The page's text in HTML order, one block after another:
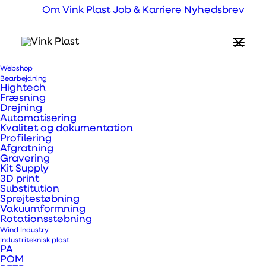
Om Vink Plast Job & Karriere Nyhedsbrev
Webshop
Bearbejdning
Hightech
Fræsning
Drejning
Automatisering
Kvalitet og dokumentation
Profilering
Afgratning
Gravering
Kit Supply
3D print
Substitution
Sprøjtestøbning
Vakuumformning
Rotationsstøbning
Wind Industry
Industriteknisk plast
PA
POM
Hvad er PVC U
(Kyrnit®)?
Kyrnit® er en presset og høvlet PVC-U plade.
At den er presset, giver nogle
bearbejdningsmæssige fordele grundet
mindre interne materiale spændinger.
Kyrnit® er ligeledes vejrstabiliseret og har
meget gode elektriske- og kemiske
egenskaber. Vi leverer programmet fra lager
i Tyskland, med en normal leveringstid på 1-2